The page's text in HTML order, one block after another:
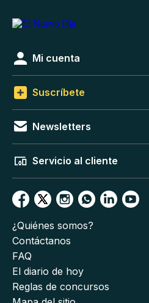
Mi cuenta
Suscríbete
Newsletters
Servicio al cliente
¿Quiénes somos?
Contáctanos
FAQ
El diario de hoy
Reglas de concursos